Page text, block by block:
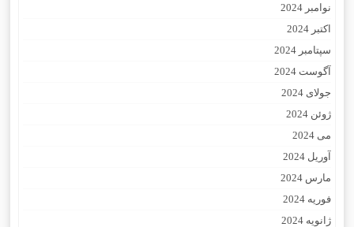
نوامبر 2024
اکتبر 2024
سپتامبر 2024
آگوست 2024
جولای 2024
ژوئن 2024
می 2024
آوریل 2024
مارس 2024
فوریه 2024
ژانویه 2024